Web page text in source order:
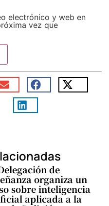
electrónico y web en
vez que
de
organiza un
sobre inteligencia
aplicada a la